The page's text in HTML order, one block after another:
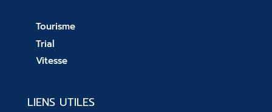
Tourisme
Trial
Vitesse
LIENS UTILES